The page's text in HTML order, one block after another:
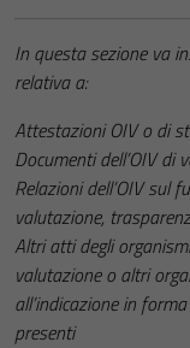
In questa sezione va
relativa a:
Attestazioni OIV o di
Documenti dell’OIV di
Relazioni dell’OIV sul
valutazione,
Altri atti degli
valutazione o altri
all’indicazione in
presenti